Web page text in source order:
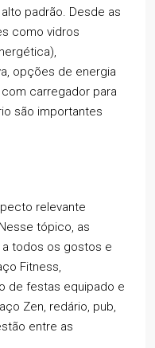
padrão. Desde as
como vidros
opções de energia
carregador para
são importantes
relevante
tópico, as
todos os gostos e
Fitness,
de festas equipado e
Zen, redário, pub,
entre as